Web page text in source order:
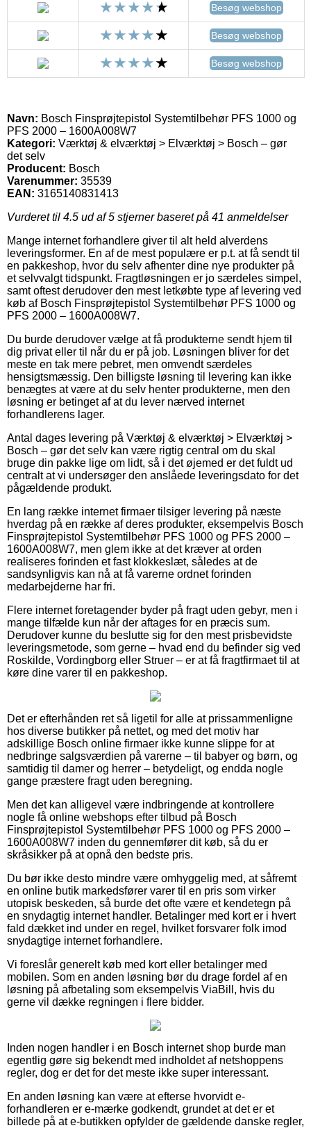
Besøg webshop
Besøg webshop
Besøg webshop
Navn: Bosch Finsprøjtepistol Systemtilbehør PFS 1000 og
PFS 2000 – 1600A008W7
Kategori: Værktøj & elværktøj > Elværktøj > Bosch – gør
det selv
Producent: Bosch
Varenummer: 35539
EAN: 3165140831413
Vurderet til 4.5 ud af 5 stjerner baseret på 41 anmeldelser
Mange internet forhandlere giver til alt held alverdens
leveringsformer. En af de mest populære er p.t. at få sendt til
en pakkeshop, hvor du selv afhenter dine nye produkter på
et selvvalgt tidspunkt. Fragtløsningen er jo særdeles simpel,
samt oftest derudover den mest letkøbte type af levering ved
køb af Bosch Finsprøjtepistol Systemtilbehør PFS 1000 og
PFS 2000 – 1600A008W7.
Du burde derudover vælge at få produkterne sendt hjem til
dig privat eller til når du er på job. Løsningen bliver for det
meste en tak mere pebret, men omvendt særdeles
hensigtsmæssig. Den billigste løsning til levering kan ikke
benægtes at være at du selv henter produkterne, men den
løsning er betinget af at du lever nærved internet
forhandlerens lager.
Antal dages levering på Værktøj & elværktøj > Elværktøj >
Bosch – gør det selv kan være rigtig central om du skal
bruge din pakke lige om lidt, så i det øjemed er det fuldt ud
centralt at vi undersøger den anslåede leveringsdato for det
pågældende produkt.
En lang række internet firmaer tilsiger levering på næste
hverdag på en række af deres produkter, eksempelvis Bosch
Finsprøjtepistol Systemtilbehør PFS 1000 og PFS 2000 –
1600A008W7, men glem ikke at det kræver at orden
realiseres forinden et fast klokkeslæt, således at de
sandsynligvis kan nå at få varerne ordnet forinden
medarbejderne har fri.
Flere internet foretagender byder på fragt uden gebyr, men i
mange tilfælde kun når der aftages for en præcis sum.
Derudover kunne du beslutte sig for den mest prisbevidste
leveringsmetode, som gerne – hvad end du befinder sig ved
Roskilde, Vordingborg eller Struer – er at få fragtfirmaet til at
køre dine varer til en pakkeshop.
Det er efterhånden ret så ligetil for alle at prissammenligne
hos diverse butikker på nettet, og med det motiv har
adskillige Bosch online firmaer ikke kunne slippe for at
nedbringe salgsværdien på varerne – til babyer og børn, og
samtidig til damer og herrer – betydeligt, og endda nogle
gange præstere fragt uden beregning.
Men det kan alligevel være indbringende at kontrollere
nogle få online webshops efter tilbud på Bosch
Finsprøjtepistol Systemtilbehør PFS 1000 og PFS 2000 –
1600A008W7 inden du gennemfører dit køb, så du er
skråsikker på at opnå den bedste pris.
Du bør ikke desto mindre være omhyggelig med, at såfremt
en online butik markedsfører varer til en pris som virker
utopisk beskeden, så burde det ofte være et kendetegn på
en snydagtig internet handler. Betalinger med kort er i hvert
fald dækket ind under en regel, hvilket forsvarer folk imod
snydagtige internet forhandlere.
Vi foreslår generelt køb med kort eller betalinger med
mobilen. Som en anden løsning bør du drage fordel af en
løsning på afbetaling som eksempelvis ViaBill, hvis du
gerne vil dække regningen i flere bidder.
Inden nogen handler i en Bosch internet shop burde man
egentlig gøre sig bekendt med indholdet af netshoppens
regler, dog er det for det meste ikke super interessant.
En anden løsning kan være at efterse hvorvidt e-
forhandleren er e-mærke godkendt, grundet at det er et
billede på at e-butikken opfylder de gældende danske regler,